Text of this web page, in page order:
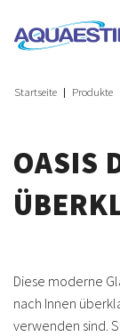
Startseite Produkte
OASIS
Diese moderne
nach Innen
verwenden sind.